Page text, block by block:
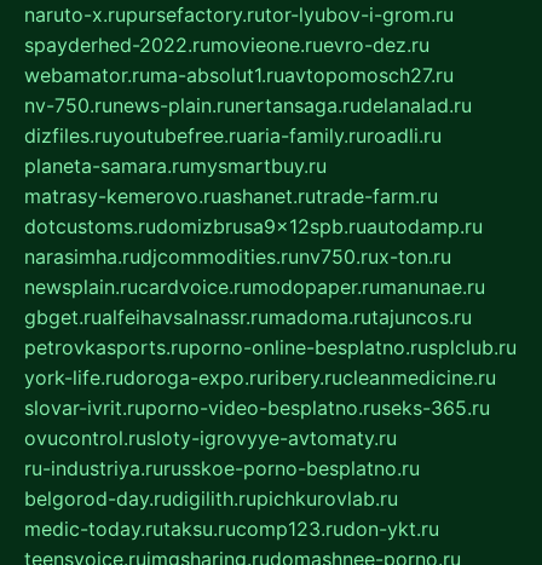
naruto-x.rupursefactory.rutor-lyubov-i-grom.ru
spayderhed-2022.rumovieone.ruevro-dez.ru
webamator.ruma-absolut1.ruavtopomosch27.ru
nv-750.runews-plain.runertansaga.rudelanalad.ru
dizfiles.ruyoutubefree.ruaria-family.ruroadli.ru
planeta-samara.rumysmartbuy.ru
matrasy-kemerovo.ruashanet.rutrade-farm.ru
dotcustoms.rudomizbrusa9x12spb.ruautodamp.ru
narasimha.rudjcommodities.runv750.rux-ton.ru
newsplain.rucardvoice.rumodopaper.rumanunae.ru
gbget.rualfeihavsalnassr.rumadoma.rutajuncos.ru
petrovkasports.ruporno-online-besplatno.rusplclub.ru
york-life.rudoroga-expo.ruribery.rucleanmedicine.ru
slovar-ivrit.ruporno-video-besplatno.ruseks-365.ru
ovucontrol.rusloty-igrovyye-avtomaty.ru
ru-industriya.rurusskoe-porno-besplatno.ru
belgorod-day.rudigilith.rupichkurovlab.ru
medic-today.rutaksu.rucomp123.rudon-ykt.ru
teensvoice.ruimgsharing.rudomashnee-porno.ru